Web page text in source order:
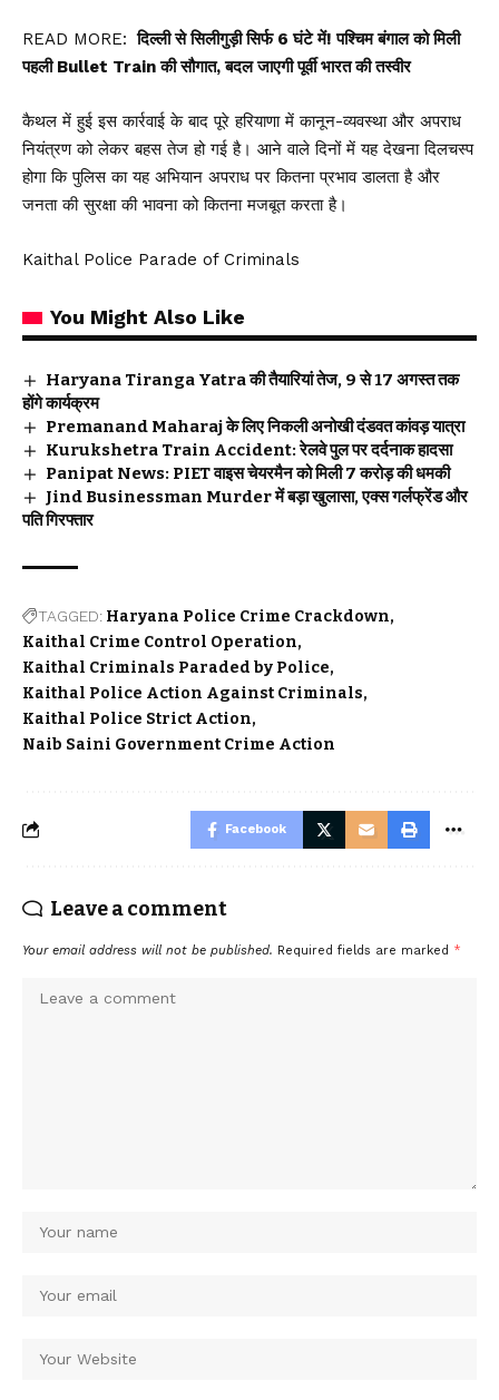
READ MORE: दिल्ली से सिलीगुड़ी सिर्फ 6 घंटे में! पश्चिम बंगाल को मिली
पहली Bullet Train की सौगात, बदल जाएगी पूर्वी भारत की तस्वीर
कैथल में हुई इस कार्रवाई के बाद पूरे हरियाणा में कानून-व्यवस्था और अपराध
नियंत्रण को लेकर बहस तेज हो गई है। आने वाले दिनों में यह देखना दिलचस्प
होगा कि पुलिस का यह अभियान अपराध पर कितना प्रभाव डालता है और
जनता की सुरक्षा की भावना को कितना मजबूत करता है।
Kaithal Police Parade of Criminals
You Might Also Like
Haryana Tiranga Yatra की तैयारियां तेज, 9 से 17 अगस्त तक
होंगे कार्यक्रम
Premanand Maharaj के लिए निकली अनोखी दंडवत कांवड़ यात्रा
Kurukshetra Train Accident: रेलवे पुल पर दर्दनाक हादसा
Panipat News: PIET वाइस चेयरमैन को मिली 7 करोड़ की धमकी
Jind Businessman Murder में बड़ा खुलासा, एक्स गर्लफ्रेंड और
पति गिरफ्तार
TAGGED: Haryana Police Crime Crackdown
Kaithal Crime Control Operation
Kaithal Criminals Paraded by Police
Kaithal Police Action Against Criminals
Kaithal Police Strict Action
Naib Saini Government Crime Action
Facebook
Leave a comment
Your email address will not be published. Required fields are marked *